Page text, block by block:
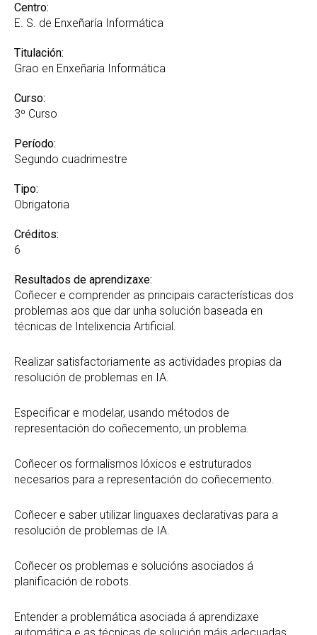
Suplemento Europeo ao Título
Centro:
E. S. de Enxeñaría Informática
Titulación:
Grao en Enxeñaría Informática
Curso:
3º Curso
Período:
Segundo cuadrimestre
Tipo:
Obrigatoria
Créditos:
6
Resultados de aprendizaxe:
Coñecer e comprender as principais características dos
problemas aos que dar unha solución baseada en
técnicas de Intelixencia Artificial.
Realizar satisfactoriamente as actividades propias da
resolución de problemas en IA.
Especificar e modelar, usando métodos de
representación do coñecemento, un problema.
Coñecer os formalismos lóxicos e estruturados
necesarios para a representación do coñecemento.
Coñecer e saber utilizar linguaxes declarativas para a
resolución de problemas de IA.
Coñecer os problemas e solucións asociados á
planificación de robots.
Entender a problemática asociada á aprendizaxe